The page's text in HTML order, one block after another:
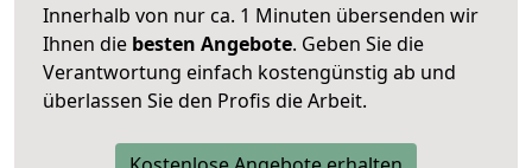
Innerhalb von nur ca. 1 Minuten übersenden wir
Ihnen die besten Angebote. Geben Sie die
Verantwortung einfach kostengünstig ab und
überlassen Sie den Profis die Arbeit.